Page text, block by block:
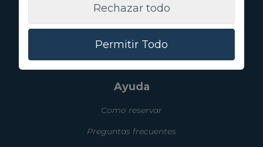
Experiencias
Sobre nosotros
Ayuda
Como reservar
Preguntas frecuentes
Rechazar todo
Permitir Todo